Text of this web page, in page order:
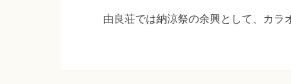
由良荘では納涼祭の余興として、カラ